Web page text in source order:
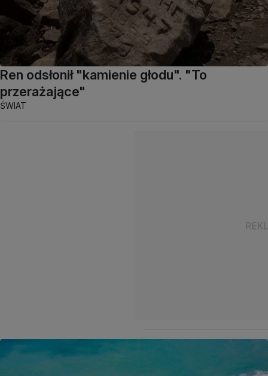
Ren odsłonił "kamienie głodu". "To
przerażające"
ŚWIAT